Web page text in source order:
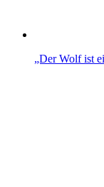
„Der Wolf ist